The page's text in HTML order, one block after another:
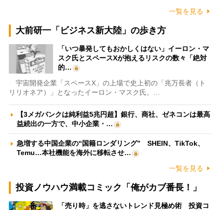
一覧を見る
大前研一「ビジネス新大陸」の歩き方
「いつ暴発してもおかしくはない」イーロン・マ
スク氏とスペースXが抱えるリスクの数々「絶対
的…
宇宙開発企業「スペースX」の上場で史上初の「兆万長者（ト
リリオネア）」となったイーロン・マスク氏。…
【3メガバンクは純利益5兆円超】銀行、商社、ゼネコンは最高
益続出の一方で、中小企業・…
急増する中国企業の“国籍ロンダリング” SHEIN、TikTok、
Temu…本社機能を海外に移転させ…
一覧を見る
投資ノウハウ満載コミック「俺がカブ番長！」
「売り時」を逃さないトレンド見極め術 投資コ